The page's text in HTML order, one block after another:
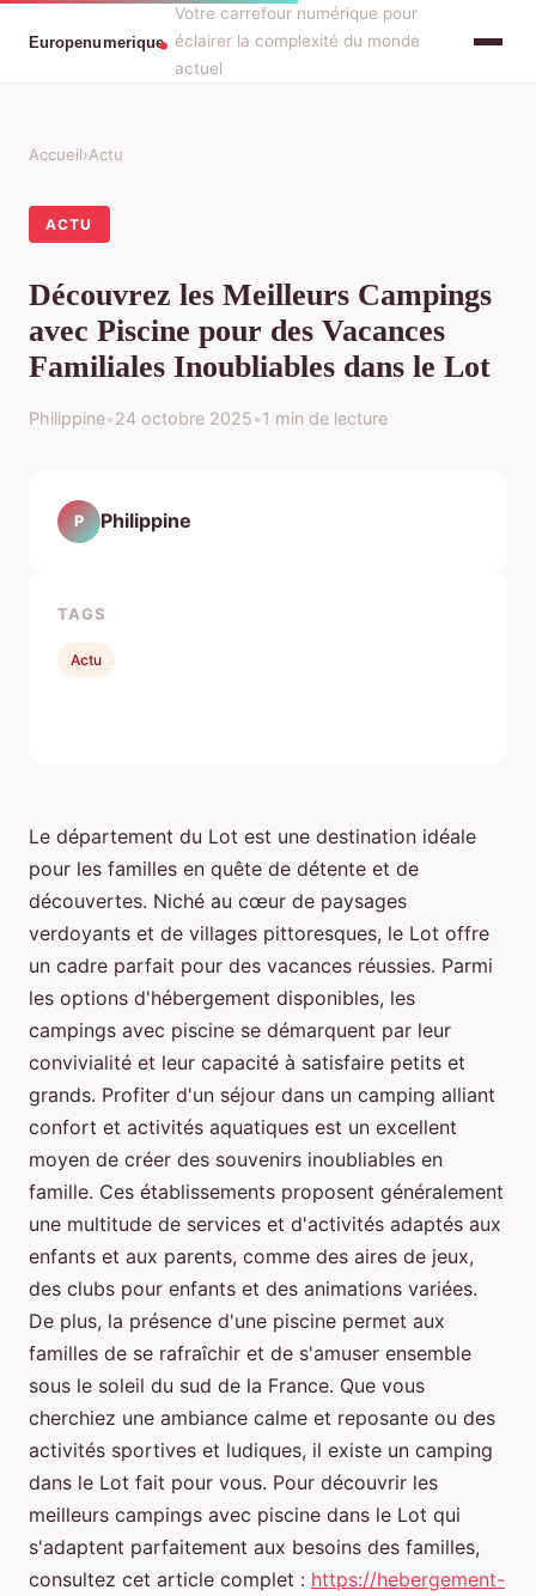
Votre carrefour numérique pour
éclairer la complexité du monde
actuel
Accueil›Actu
ACTU
Découvrez les Meilleurs Campings
avec Piscine pour des Vacances
Familiales Inoubliables dans le Lot
Philippine•24 octobre 2025•1 min de lecture
Le département du Lot est une destination idéale
pour les familles en quête de détente et de
découvertes. Niché au cœur de paysages
verdoyants et de villages pittoresques, le Lot offre
un cadre parfait pour des vacances réussies. Parmi
les options d'hébergement disponibles, les
campings avec piscine se démarquent par leur
convivialité et leur capacité à satisfaire petits et
grands. Profiter d'un séjour dans un camping alliant
confort et activités aquatiques est un excellent
moyen de créer des souvenirs inoubliables en
famille. Ces établissements proposent généralement
une multitude de services et d'activités adaptés aux
enfants et aux parents, comme des aires de jeux,
des clubs pour enfants et des animations variées.
De plus, la présence d'une piscine permet aux
familles de se rafraîchir et de s'amuser ensemble
sous le soleil du sud de la France. Que vous
cherchiez une ambiance calme et reposante ou des
activités sportives et ludiques, il existe un camping
dans le Lot fait pour vous. Pour découvrir les
meilleurs campings avec piscine dans le Lot qui
s'adaptent parfaitement aux besoins des familles,
consultez cet article complet : https://hebergement-
P Philippine
TAGS
Actu